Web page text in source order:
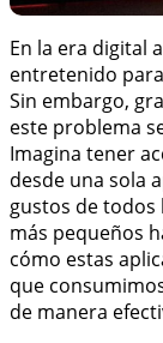
En la era digital
entretenido
Sin embargo,
este problema
Imagina tener
desde una sola
gustos de todos
más pequeños
cómo estas
que
de manera